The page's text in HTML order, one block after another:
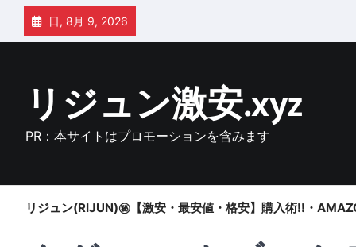
Skip
content
日, 8月 9, 2026
リジュン激安.xyz
PR：本サイトはプロモーションを含みます
リジュン(RIJUN)㊙【激安・最安値・格安】購入術!!・